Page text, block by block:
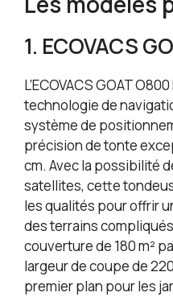
1. ECOVACS
L’ECOVACS GOAT
technologie de
système de
précision de tonte
cm. Avec la possibilité
satellites, cette
les qualités pour offrir
des terrains
couverture de 180 m²
largeur de coupe de
premier plan pour les